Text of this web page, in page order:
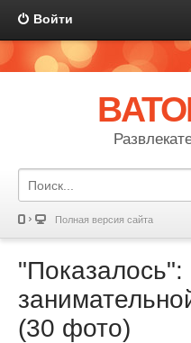
Войти
Полная версия сайта
"Показалось":
(30 фото)